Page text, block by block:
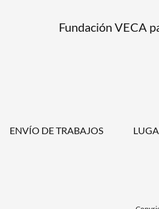
Fundación VECA
ENVÍO DE TRABAJOS